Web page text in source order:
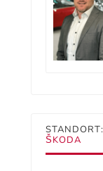
STANDORT:
ŠKODA